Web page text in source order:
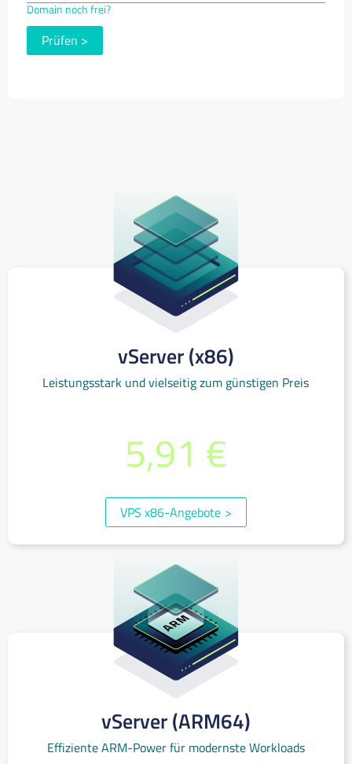
Domain noch frei?
Prüfen >
vServer (x86)
Leistungsstark und vielseitig zum günstigen Preis
5,91 €
VPS x86-Angebote >
vServer (ARM64)
Effiziente ARM-Power für modernste Workloads